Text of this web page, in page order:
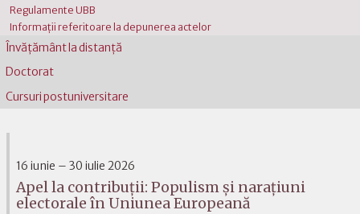
Regulamente UBB
Informații referitoare la depunerea actelor
Învăţământ la distanţă
Doctorat
Cursuri postuniversitare
16 iunie – 30 iulie 2026
Apel la contribuții: Populism și narațiuni
electorale în Uniunea Europeană